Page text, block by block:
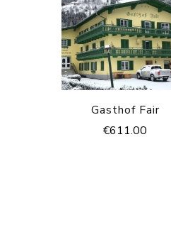
Gasthof Fair
€611.00